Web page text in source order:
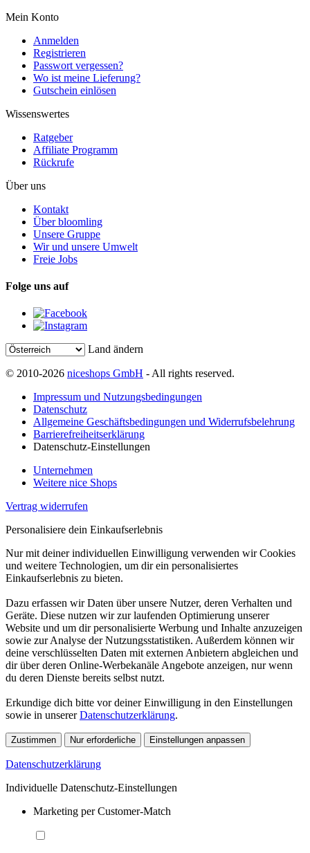
Mein Konto
Anmelden
Registrieren
Passwort vergessen?
Wo ist meine Lieferung?
Gutschein einlösen
Wissenswertes
Ratgeber
Affiliate Programm
Rückrufe
Über uns
Kontakt
Über bloomling
Unsere Gruppe
Wir und unsere Umwelt
Freie Jobs
Folge uns auf
Land ändern
© 2010-2026 niceshops GmbH - All rights reserved.
Impressum und Nutzungsbedingungen
Datenschutz
Allgemeine Geschäftsbedingungen und Widerrufsbelehrung
Barrierefreiheitserklärung
Datenschutz-Einstellungen
Unternehmen
Weitere nice Shops
Vertrag widerrufen
Personalisiere dein Einkaufserlebnis
Nur mit deiner individuellen Einwilligung verwenden wir Cookies
und weitere Technologien, um dir ein personalisiertes
Einkaufserlebnis zu bieten.
Dazu erfassen wir Daten über unsere Nutzer, deren Verhalten und
Geräte. Diese nutzen wir zur laufenden Optimierung unserer
Website und um dir personalisierte Werbung und Inhalte anzuzeigen
sowie zur Analyse der Nutzungsstatistiken. Außerdem können wir
deine verschlüsselten Daten mit externen Anbietern abgleichen und
dir über deren Online-Werbekanäle Angebote anzeigen, nur wenn
du deren Dienste bereits selbst nutzt.
Erkundige dich bitte vor deiner Einwilligung in den Einstellungen
sowie in unsererDatenschutzerklärung.
Zustimmen Nur erforderliche Einstellungen anpassen
Datenschutzerklärung
Individuelle Datenschutz-Einstellungen
Marketing per Customer-Match